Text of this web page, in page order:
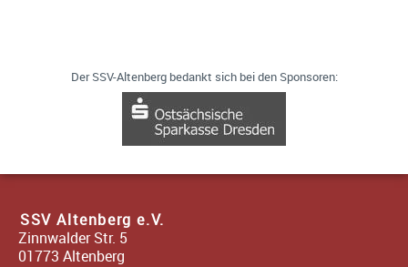
Der SSV-Altenberg bedankt sich bei den Sponsoren:
SSV Altenberg e.V.
Zinnwalder Str. 5
01773 Altenberg